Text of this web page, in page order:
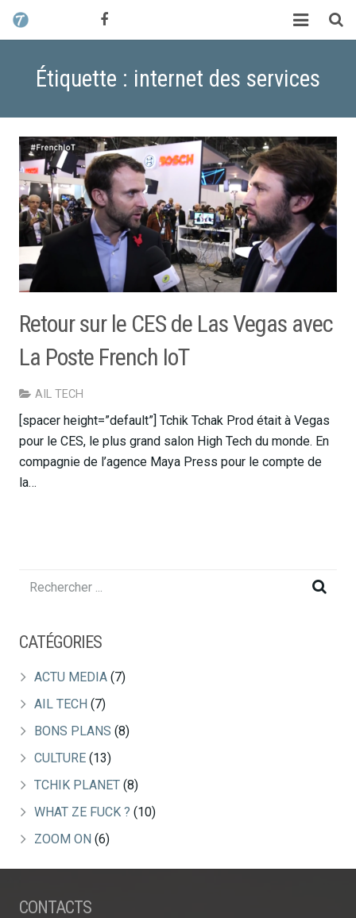
WORK
MAG
ALEX HALIMI
Étiquette : internet des services
Retour sur le CES de Las Vegas avec
La Poste French IoT
AIL TECH
[spacer height=”default”] Tchik Tchak Prod était à Vegas
pour le CES, le plus grand salon High Tech du monde. En
compagnie de l’agence Maya Press pour le compte de
la…
CATÉGORIES
ACTU MEDIA (7)
AIL TECH (7)
BONS PLANS (8)
CULTURE (13)
TCHIK PLANET (8)
WHAT ZE FUCK ? (10)
ZOOM ON (6)
CONTACTS